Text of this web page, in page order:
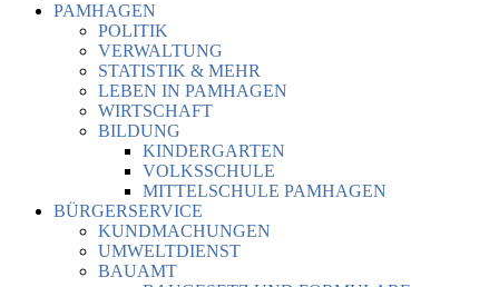
PAMHAGEN
POLITIK
VERWALTUNG
STATISTIK & MEHR
LEBEN IN PAMHAGEN
WIRTSCHAFT
BILDUNG
KINDERGARTEN
VOLKSSCHULE
MITTELSCHULE PAMHAGEN
BÜRGERSERVICE
KUNDMACHUNGEN
UMWELTDIENST
BAUAMT